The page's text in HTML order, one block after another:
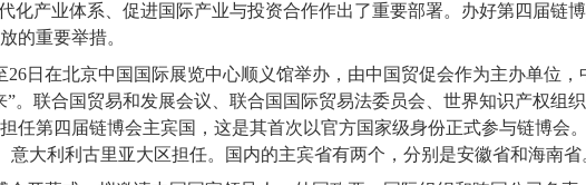
产业体系、促进国际产业与投资合作作出了重要部署。办好第四届链
的重要举措。
日在北京中国国际展览中心顺义馆举办，由中国贸促会作为主办单位，
。联合国贸易和发展会议、联合国国际贸易法委员会、世界知识产权组
任第四届链博会主宾国，这是其首次以官方国家级身份正式参与链博会
大利利古里亚大区担任。国内的主宾省有两个，分别是安徽省和海南省